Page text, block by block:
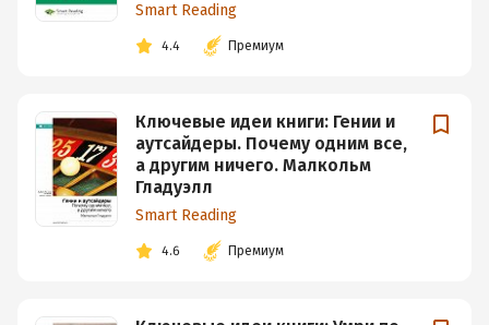
Smart Reading
4.4 Премиум
Ключевые идеи книги: Гении и
аутсайдеры. Почему одним все,
а другим ничего. Малкольм
Гладуэлл
Smart Reading
4.6 Премиум